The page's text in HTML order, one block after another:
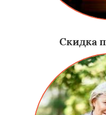
Скидка